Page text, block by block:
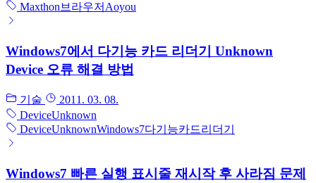
Maxthon브라우저Aoyou
Windows7에서 다기능 카드 리더기 Unknown
Device 오류 해결 방법
기술
2011. 03. 08.
DeviceUnknown
DeviceUnknownWindows7다기능카드리더기
Windows7 빠른 실행 표시줄 재시작 후 사라짐 문제